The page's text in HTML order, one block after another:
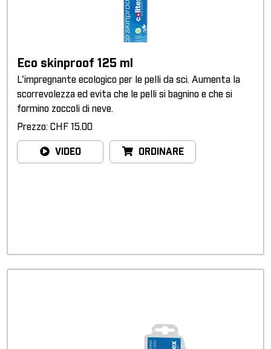
Eco skinproof 125 ml
L'impregnante ecologico per le pelli da sci. Aumenta la
scorrevolezza ed evita che le pelli si bagnino e che si
formino zoccoli di neve.
Prezzo: CHF 15.00
VIDEO ORDINARE